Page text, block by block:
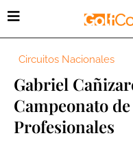
Circuitos Nacionales
Gabriel
Campeonato
Profesionales